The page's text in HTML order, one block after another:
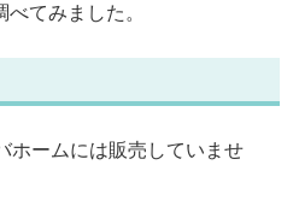
べてみました。
ホームには販売していませ